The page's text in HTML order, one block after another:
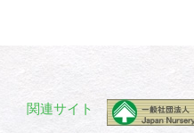
関連サイト